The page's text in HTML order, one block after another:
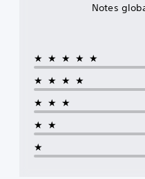
Notes
★★★★★
★★★★
★★★
★★
★